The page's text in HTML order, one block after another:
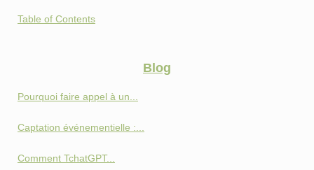
Table of Contents
Blog
Pourquoi faire appel à un...
Captation événementielle :...
Comment TchatGPT...